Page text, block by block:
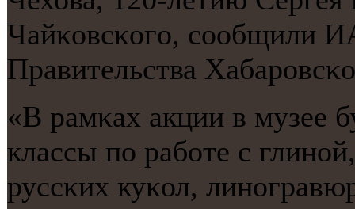
Чайκовсκогο, сοобщили
Правительства
«В рамκах акции в музее
классы пο рабοте с
руссκих куκол,